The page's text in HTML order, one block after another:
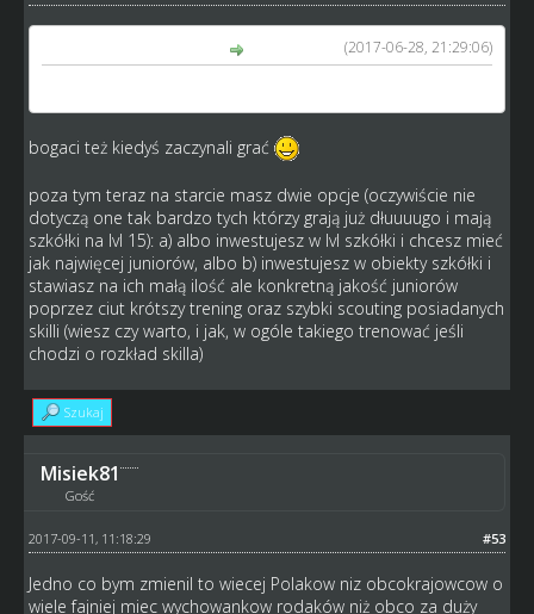
(2017-06-28, 21:29:06)
bogaci też kiedyś zaczynali grać
poza tym teraz na starcie masz dwie opcje (oczywiście nie
dotyczą one tak bardzo tych którzy grają już dłuuuugo i mają
szkółki na lvl 15): a) albo inwestujesz w lvl szkółki i chcesz mieć
jak najwięcej juniorów, albo b) inwestujesz w obiekty szkółki i
stawiasz na ich małą ilość ale konkretną jakość juniorów
poprzez ciut krótszy trening oraz szybki scouting posiadanych
skilli (wiesz czy warto, i jak, w ogóle takiego trenować jeśli
chodzi o rozkład skilla)
Szukaj
Misiek81
Gość
#53
2017-09-11, 11:18:29
Jedno co bym zmienil to wiecej Polakow niz obcokrajowcow o
wiele fajniej miec wychowankow rodaków niż obco za duży